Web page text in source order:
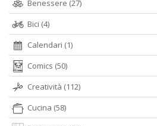
Benessere (27)
Bici (4)
Calendari (1)
Comics (50)
Creatività (112)
Cucina (58)